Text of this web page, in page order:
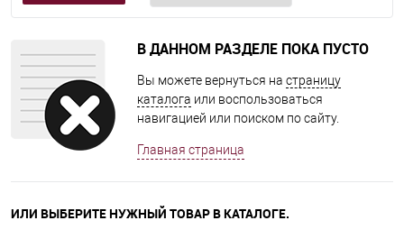
В ДАННОМ РАЗДЕЛЕ ПОКА ПУСТО
Вы можете вернуться на страницу
каталога или воспользоваться
навигацией или поиском по сайту.
Главная страница
ИЛИ ВЫБЕРИТЕ НУЖНЫЙ ТОВАР В КАТАЛОГЕ.